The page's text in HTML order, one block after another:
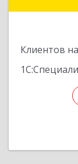
Клиентов